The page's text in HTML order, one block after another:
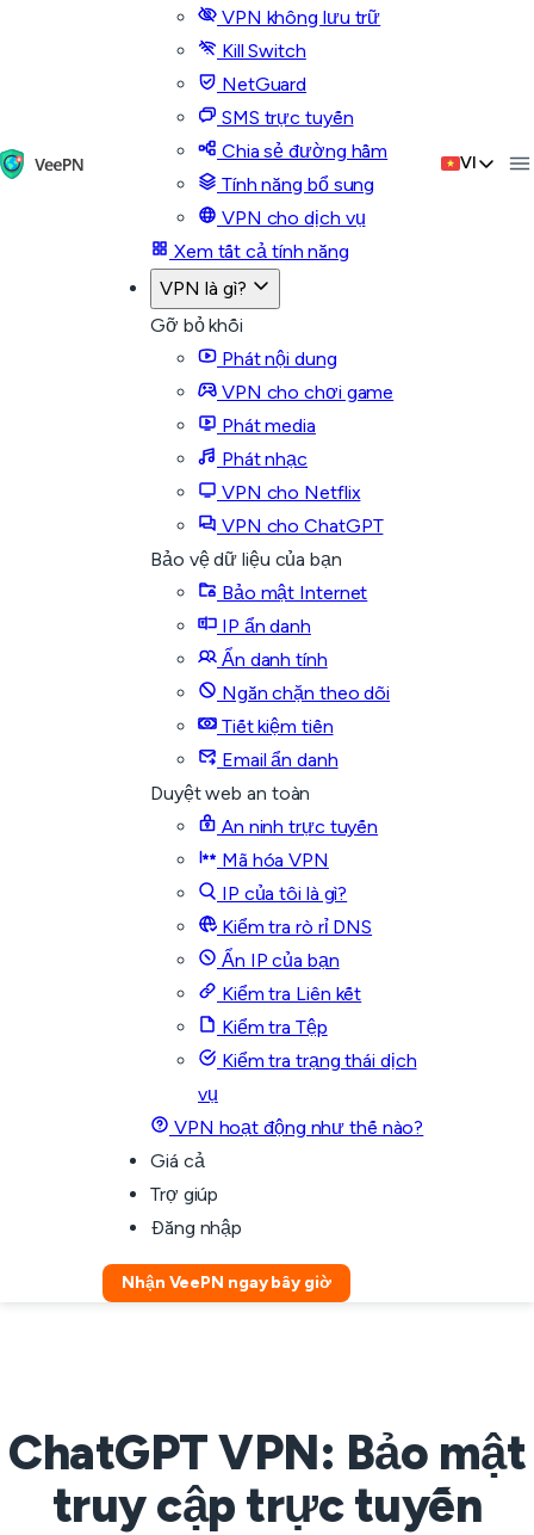
VPN không lưu trữ
Kill Switch
NetGuard
SMS trực tuyến
Chia sẻ đường hầm
Tính năng bổ sung
VPN cho dịch vụ
Xem tất cả tính năng
VPN là gì?
Gỡ bỏ khối
Phát nội dung
VPN cho chơi game
Phát media
Phát nhạc
VPN cho Netflix
VPN cho ChatGPT
Bảo vệ dữ liệu của bạn
Bảo mật Internet
IP ẩn danh
Ẩn danh tính
Ngăn chặn theo dõi
Tiết kiệm tiền
Email ẩn danh
Duyệt web an toàn
An ninh trực tuyến
Mã hóa VPN
IP của tôi là gì?
Kiểm tra rò rỉ DNS
Ẩn IP của bạn
Kiểm tra Liên kết
Kiểm tra Tệp
Kiểm tra trạng thái dịch
vụ
VPN hoạt động như thế nào?
Giá cả
Trợ giúp
Đăng nhập
Nhận VeePN ngay bây giờ
VI
ChatGPT VPN: Bảo mật
truy cập trực tuyến